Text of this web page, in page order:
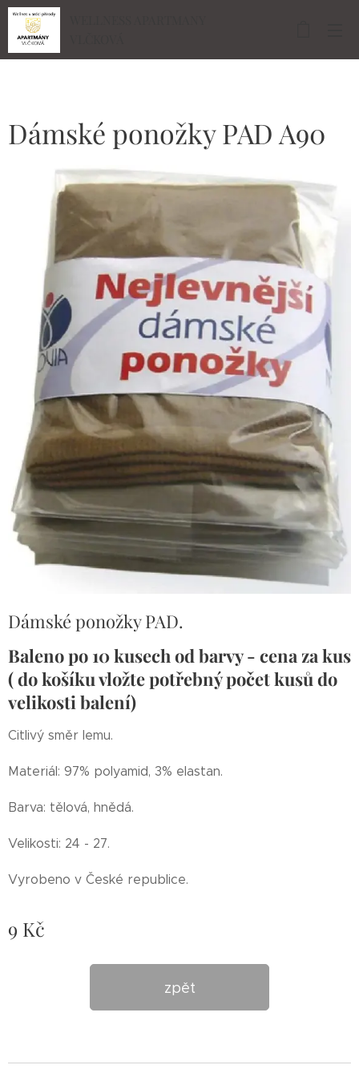
Dámské ponožky PAD A90
Dámské ponožky PAD.
Baleno po 10 kusech od barvy - cena za kus
( do košíku vložte potřebný počet kusů do
velikosti balení)
Citlivý směr lemu.
Materiál: 97% polyamid, 3% elastan.
Barva: tělová, hnědá.
Velikosti: 24 - 27.
Vyrobeno v České republice.
9 Kč
zpět